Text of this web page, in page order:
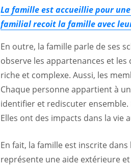
La famille est accueillie pour
familial recoit la famille avec
En outre, la famille parle de ses
observe les appartenances et
riche et complexe. Aussi, les
Chaque personne appartient à
identifier et rediscuter ensemble.
Elles ont des impacts dans la vie
En fait, la famille est inscrite
représente une aide extérieure